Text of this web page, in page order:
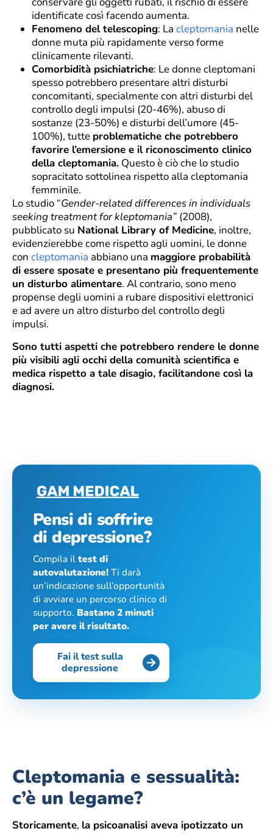
identificate così facendo aumenta.
Fenomeno del telescoping: La cleptomania nelle
donne muta più rapidamente verso forme
clinicamente rilevanti.
Comorbidità psichiatriche: Le donne cleptomani
spesso potrebbero presentare altri disturbi
concomitanti, specialmente con altri disturbi del
controllo degli impulsi (20-46%), abuso di
sostanze (23-50%) e disturbi dell’umore (45-
100%), tutte problematiche che potrebbero
favorire l’emersione e il riconoscimento clinico
della cleptomania. Questo è ciò che lo studio
sopracitato sottolinea rispetto alla cleptomania
femminile.
Lo studio “Gender-related differences in individuals
seeking treatment for kleptomania” (2008),
pubblicato su National Library of Medicine, inoltre,
evidenzierebbe come rispetto agli uomini, le donne
con cleptomania abbiano una maggiore probabilità
di essere sposate e presentano più frequentemente
un disturbo alimentare. Al contrario, sono meno
propense degli uomini a rubare dispositivi elettronici
e ad avere un altro disturbo del controllo degli
impulsi.
Sono tutti aspetti che potrebbero rendere le donne
più visibili agli occhi della comunità scientifica e
medica rispetto a tale disagio, facilitandone così la
diagnosi.
Pensi di soffrire
di depressione?
Compila iltest di
autovalutazione!Ti darà
un’indicazione sull’opportunità
di avviare un percorso clinico di
supporto. Bastano 2 minuti
per avere il risultato.
Fai il test sulla
depressione
Cleptomania e sessualità:
c’è un legame?
Storicamente, la psicoanalisi aveva ipotizzato un